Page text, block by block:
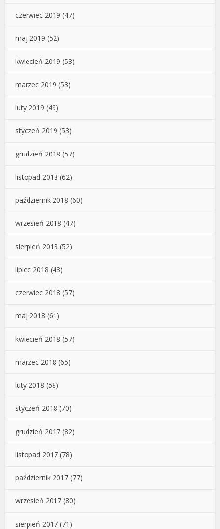
czerwiec 2019 (47)
maj 2019 (52)
kwiecień 2019 (53)
marzec 2019 (53)
luty 2019 (49)
styczeń 2019 (53)
grudzień 2018 (57)
listopad 2018 (62)
październik 2018 (60)
wrzesień 2018 (47)
sierpień 2018 (52)
lipiec 2018 (43)
czerwiec 2018 (57)
maj 2018 (61)
kwiecień 2018 (57)
marzec 2018 (65)
luty 2018 (58)
styczeń 2018 (70)
grudzień 2017 (82)
listopad 2017 (78)
październik 2017 (77)
wrzesień 2017 (80)
sierpień 2017 (71)